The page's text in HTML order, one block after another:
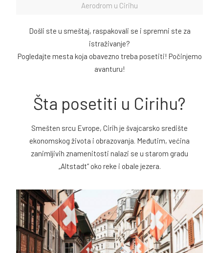
Aerodrom u Cirihu
Došli ste u smeštaj, raspakovali se i spremni ste za
istraživanje?
Pogledajte mesta koja obavezno treba posetiti! Počinjemo
avanturu!
Šta posetiti u Cirihu?
Smešten srcu Evrope, Cirih je švajcarsko središte
ekonomskog života i obrazovanja. Međutim, većina
zanimljivih znamenitosti nalazi se u starom gradu
„Altstadt“ oko reke i obale jezera.